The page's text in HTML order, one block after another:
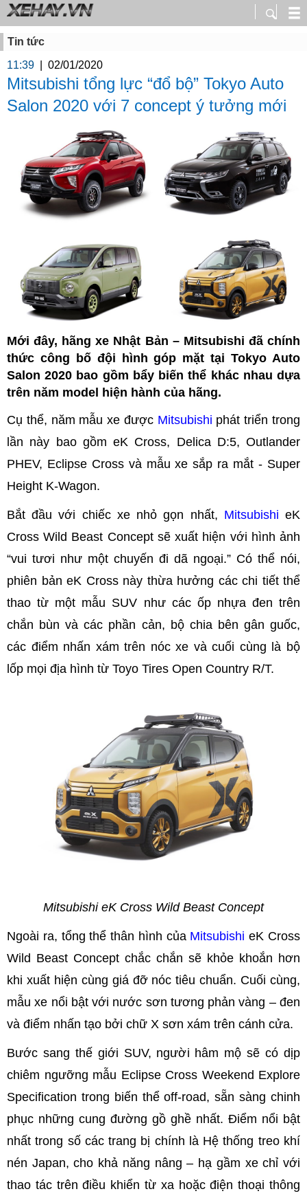
Tin tức
11:39
02/01/2020
Mitsubishi tổng lực “đổ bộ” Tokyo Auto
Salon 2020 với 7 concept ý tưởng mới
Mới đây, hãng xe Nhật Bản – Mitsubishi đã chính
thức công bố đội hình góp mặt tại Tokyo Auto
Salon 2020 bao gồm bẩy biến thể khác nhau dựa
trên năm model hiện hành của hãng.
Cụ thể, năm mẫu xe được Mitsubishi phát triển trong
lần này bao gồm eK Cross, Delica D:5, Outlander
PHEV, Eclipse Cross và mẫu xe sắp ra mắt - Super
Height K-Wagon.
Bắt đầu với chiếc xe nhỏ gọn nhất, Mitsubishi eK
Cross Wild Beast Concept sẽ xuất hiện với hình ảnh
“vui tươi như một chuyến đi dã ngoại.” Có thể nói,
phiên bản eK Cross này thừa hưởng các chi tiết thể
thao từ một mẫu SUV như các ốp nhựa đen trên
chắn bùn và các phần cản, bộ chia bên gân guốc,
các điểm nhấn xám trên nóc xe và cuối cùng là bộ
lốp mọi địa hình từ Toyo Tires Open Country R/T.
Mitsubishi eK Cross Wild Beast Concept
Ngoài ra, tổng thể thân hình của Mitsubishi eK Cross
Wild Beast Concept chắc chắn sẽ khỏe khoắn hơn
khi xuất hiện cùng giá đỡ nóc tiêu chuẩn. Cuối cùng,
mẫu xe nổi bật với nước sơn tương phản vàng – đen
và điểm nhấn tạo bởi chữ X sơn xám trên cánh cửa.
Bước sang thế giới SUV, người hâm mộ sẽ có dịp
chiêm ngưỡng mẫu Eclipse Cross Weekend Explore
Specification trong biến thể off-road, sẵn sàng chinh
phục những cung đường gồ ghề nhất. Điểm nổi bật
nhất trong số các trang bị chính là Hệ thống treo khí
nén Japan, cho khả năng nâng – hạ gầm xe chỉ với
thao tác trên điều khiển từ xa hoặc điện thoại thông